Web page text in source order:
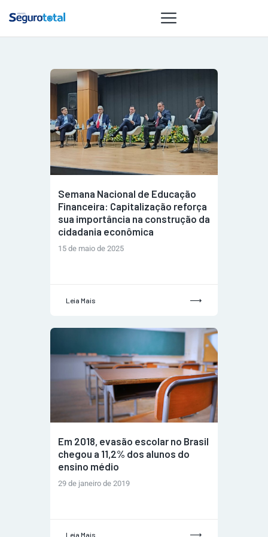
NOTÍCIAS
REVISTA
ESPECIAIS
GAIVOTA DE
OURO
ST SUMMIT
MULHERES
GESTORAS
HOMEST
Semana Nacional de Educação
Financeira: Capitalização reforça
sua importância na construção da
cidadania econômica
15 de maio de 2025
Leia Mais
Em 2018, evasão escolar no Brasil
chegou a 11,2% dos alunos do
ensino médio
29 de janeiro de 2019
Leia Mais